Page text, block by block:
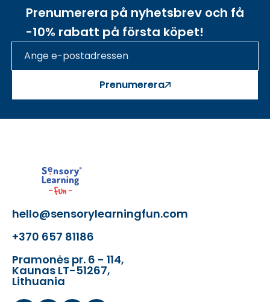
Prenumerera på nyhetsbrev och få
-10% rabatt på första köpet!
Prenumerera
hello@sensorylearningfun.com
+370 657 81186
Pramonės pr. 6 - 114,
Kaunas LT-51267,
Lithuania